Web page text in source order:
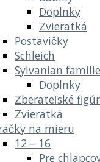
Doplnky
Zvieratká
Postavičky
Schleich
Sylvanian
Doplnky
Zberateľské
Zvieratká
na mieru
12 – 16
Pre